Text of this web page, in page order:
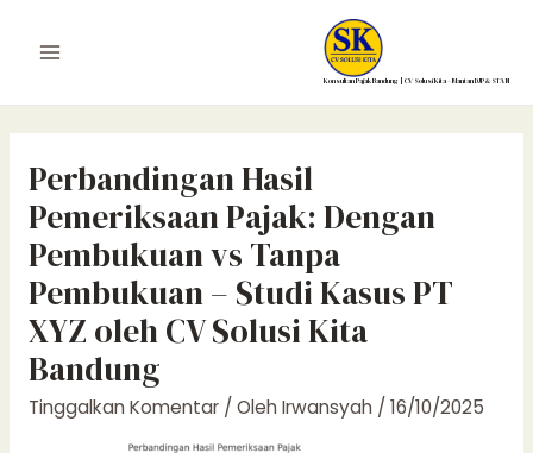
Main
Menu
Konsultan Pajak Bandung | CV Solusi Kita – Mantan DJP & STAN
Perbandingan Hasil
Pemeriksaan Pajak: Dengan
Pembukuan vs Tanpa
Pembukuan – Studi Kasus PT
XYZ oleh CV Solusi Kita
Bandung
Tinggalkan Komentar / OlehIrwansyah / 16/10/2025